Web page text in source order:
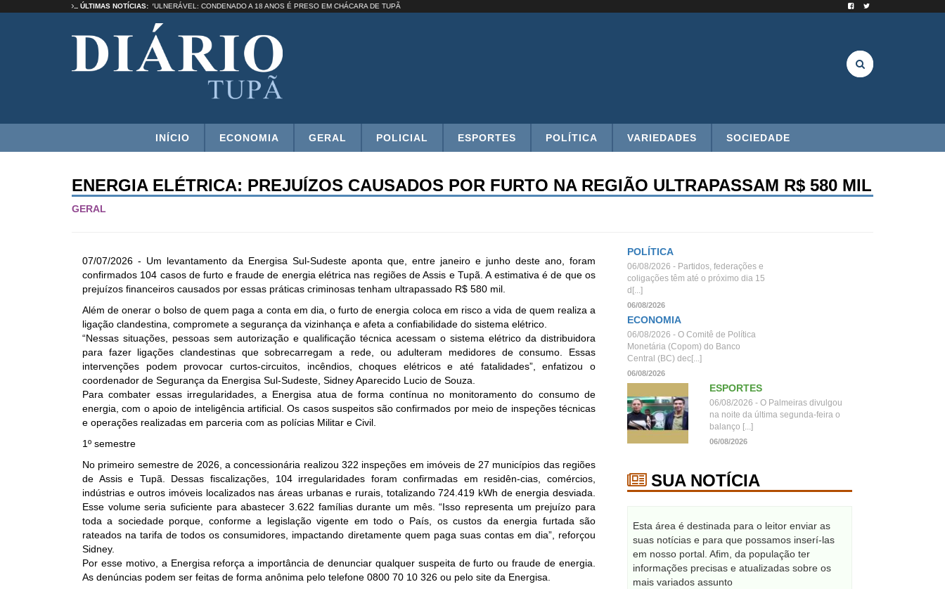
ÚLTIMAS NOTÍCIAS:ESTUPRO DE VULNERÁVEL: CONDENADO A 18 ANOS É PRESO EM CHÁCARA DE TUPÃ
INÍCIO ECONOMIA GERAL POLICIAL ESPORTES POLÍTICA VARIEDADES SOCIEDADE
ENERGIA ELÉTRICA: PREJUÍZOS CAUSADOS POR FURTO NA REGIÃO ULTRAPASSAM R$ 580 MIL
GERAL
07/07/2026 - Um levantamento da Energisa Sul-Sudeste aponta que, entre janeiro e junho deste ano, foram
confirmados 104 casos de furto e fraude de energia elétrica nas regiões de Assis e Tupã. A estimativa é de que os
prejuízos financeiros causados por essas práticas criminosas tenham ultrapassado R$ 580 mil.
Além de onerar o bolso de quem paga a conta em dia, o furto de energia coloca em risco a vida de quem realiza a
ligação clandestina, compromete a segurança da vizinhança e afeta a confiabilidade do sistema elétrico.
“Nessas situações, pessoas sem autorização e qualificação técnica acessam o sistema elétrico da distribuidora
para fazer ligações clandestinas que sobrecarregam a rede, ou adulteram medidores de consumo. Essas
intervenções podem provocar curtos-circuitos, incêndios, choques elétricos e até fatalidades”, enfatizou o
coordenador de Segurança da Energisa Sul-Sudeste, Sidney Aparecido Lucio de Souza.
Para combater essas irregularidades, a Energisa atua de forma contínua no monitoramento do consumo de
energia, com o apoio de inteligência artificial. Os casos suspeitos são confirmados por meio de inspeções técnicas
e operações realizadas em parceria com as polícias Militar e Civil.
1º semestre
No primeiro semestre de 2026, a concessionária realizou 322 inspeções em imóveis de 27 municípios das regiões
de Assis e Tupã. Dessas fiscalizações, 104 irregularidades foram confirmadas em residên-cias, comércios,
indústrias e outros imóveis localizados nas áreas urbanas e rurais, totalizando 724.419 kWh de energia desviada.
Esse volume seria suficiente para abastecer 3.622 famílias durante um mês. “Isso representa um prejuízo para
toda a sociedade porque, conforme a legislação vigente em todo o País, os custos da energia furtada são
rateados na tarifa de todos os consumidores, impactando diretamente quem paga suas contas em dia”, reforçou
Sidney.
Por esse motivo, a Energisa reforça a importância de denunciar qualquer suspeita de furto ou fraude de energia.
As denúncias podem ser feitas de forma anônima pelo telefone 0800 70 10 326 ou pelo site da Energisa.
POLÍTICA
06/08/2026 - Partidos, federações e
coligações têm até o próximo dia 15
d[...]
06/08/2026
ECONOMIA
06/08/2026 - O Comitê de Política
Monetária (Copom) do Banco
Central (BC) dec[...]
06/08/2026
ESPORTES
06/08/2026 - O Palmeiras divulgou
na noite da última segunda-feira o
balanço [...]
06/08/2026
SUA NOTÍCIA
Esta área é destinada para o leitor enviar as
suas notícias e para que possamos inserí-las
em nosso portal. Afim, da população ter
informações precisas e atualizadas sobre os
mais variados assunto